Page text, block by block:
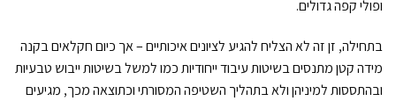
ופולי קפה גדולים.
בתחילה, זן זה לא הצליח להגיע לציונים איכותיים – אך כיום חקלאים בקנה
מידה קטן מתנסים בשיטות עיבוד ייחודיות כמו למשל בשיטות ייבוש טבעיות
ובהתססות למיניהן ולא בתהליך השטיפה המסורתי וכתוצאה מכך, מגיעים